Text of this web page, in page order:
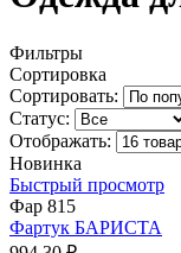
Фильтры
Сортировка
Сортировать:
Статус:
Отображать:
Новинка
Быстрый просмотр
Фар 815
Фартук БАРИСТА